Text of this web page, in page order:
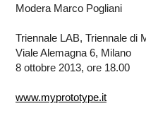
Modera Marco Pogliani
Triennale LAB, Triennale di
Viale Alemagna 6, Milano
8 ottobre 2013, ore 18.00
www.myprototype.it